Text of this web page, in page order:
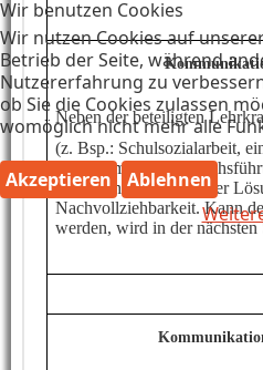
Neben der beteiligten
(z. Bsp.: Schulsozialarbeit,
übernimmt die
Gesprächspartner bei der
Nachvollziehbarkeit. Kann
werden, wird in der
Wir benutzen Cookies
Wir nutzen Cookies auf
Betrieb der Seite, während
Nutzererfahrung zu
ob Sie die Cookies zulassen
womöglich nicht mehr alle
Akzeptieren
Ablehnen